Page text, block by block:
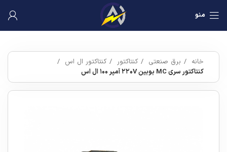
منو
خانه برق صنعتی کنتاکتور
کنتاکتور ال اس
کنتاکتور سری MC بوبین ۲۲۰V آمپر ۱۰۰ ال اس